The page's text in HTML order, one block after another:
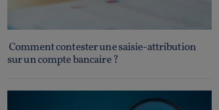
Comment contester une saisie-attribution
sur un compte bancaire ?